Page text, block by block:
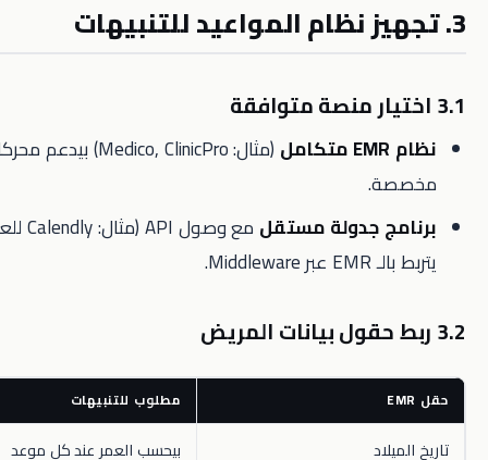
(مثال: Medico, ClinicPro) بيدعم محركات قواعد
جدولة مستقل
مع وصول API (مثال: Calendly للعيادات) ممكن
مطلوب للتنبيهات
بيحسب العمر عند كل موعد